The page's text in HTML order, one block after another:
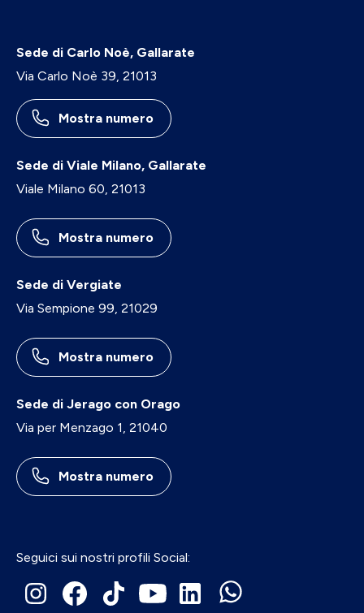
Sede di Carlo Noè, Gallarate
Via Carlo Noè 39, 21013
Mostra numero
Sede di Viale Milano, Gallarate
Viale Milano 60, 21013
Mostra numero
Sede di Vergiate
Via Sempione 99, 21029
Mostra numero
Sede di Jerago con Orago
Via per Menzago 1, 21040
Mostra numero
Seguici sui nostri profili Social: